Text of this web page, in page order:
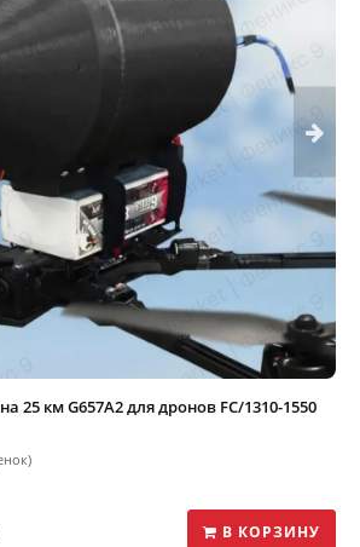
25 км G657A2 для дронов FC/1310-1550
В КОРЗИНУ